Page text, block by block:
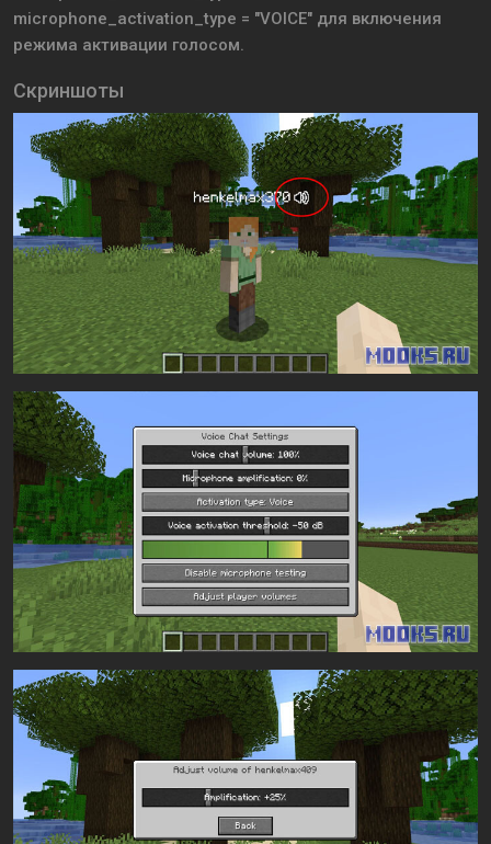
microphone_activation_type = "VOICE" для включения
режима активации голосом.
Скриншоты